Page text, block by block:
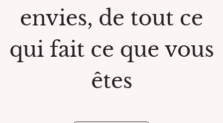
envies, de tout ce
qui fait ce que vous
êtes